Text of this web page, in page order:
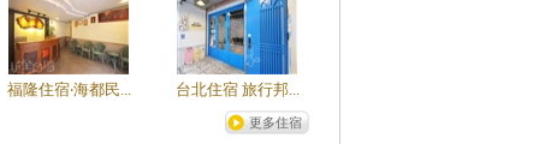
福隆住宿‧海都民... 台北住宿 旅行邦...
更多住宿